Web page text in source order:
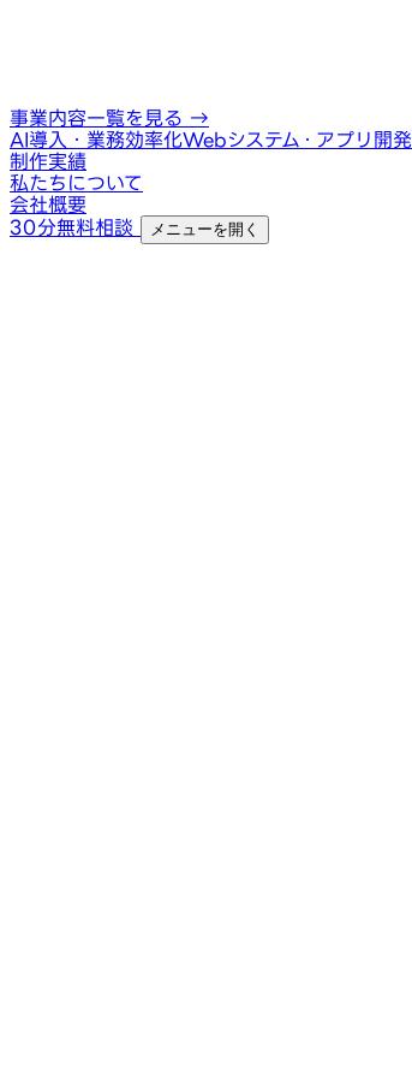
事業内容一覧を見る →
AI導入・業務効率化Webシステム・アプリ開発
制作実績
私たちについて
会社概要
30分無料相談
メニューを開く